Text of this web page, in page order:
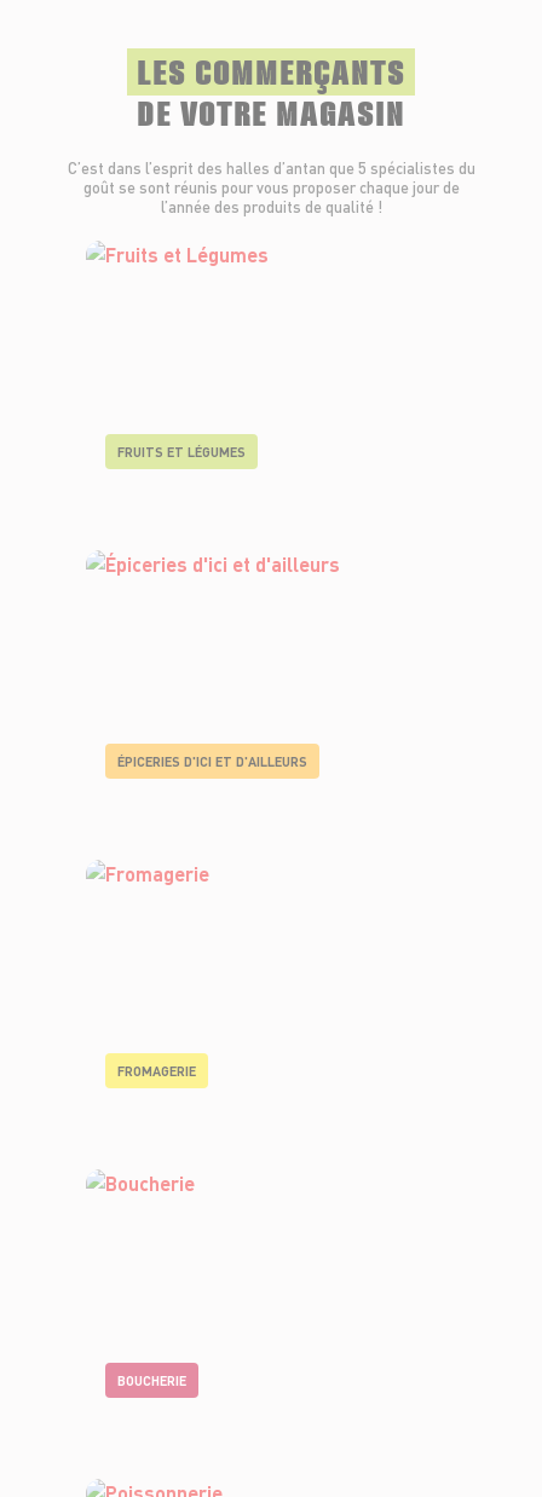
LES COMMERÇANTS
DE VOTRE MAGASIN
C’est dans l’esprit des halles d’antan que 5 spécialistes du
goût se sont réunis pour vous proposer chaque jour de
l’année des produits de qualité !
FRUITS ET LÉGUMES
ÉPICERIES D'ICI ET D'AILLEURS
FROMAGERIE
BOUCHERIE